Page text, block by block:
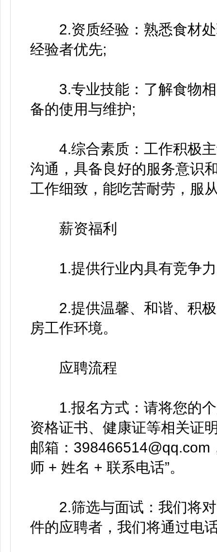
2.资质经验：熟悉食材处
经验者优先;
3.专业技能：了解食物相
备的使用与维护;
4.综合素质：工作积极主
沟通，具备良好的服务意识
工作细致，能吃苦耐劳，服
薪资福利
1.提供行业内具有竞争力
2.提供温馨、和谐、积极
房工作环境。
应聘流程
1.报名方式：请将您的个
资格证书、健康证等相关证
邮箱：398466514@qq.com
师 + 姓名 + 联系电话”。
2.筛选与面试：我们将对
件的应聘者，我们将通过电